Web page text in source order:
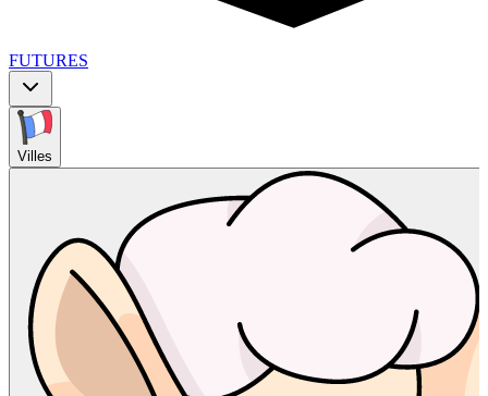
FUTURES
Villes